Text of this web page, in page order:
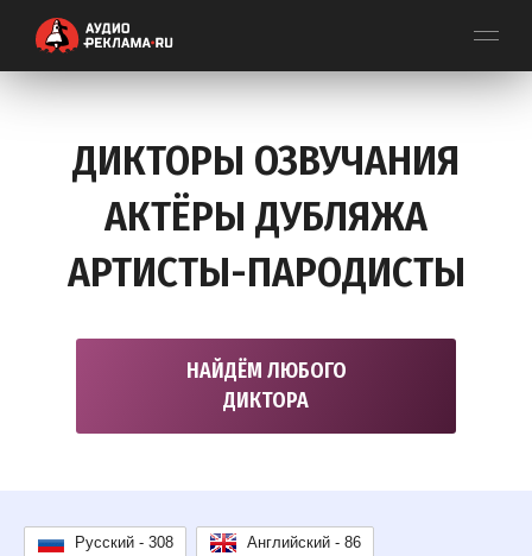
ДИКТОРЫ ОЗВУЧАНИЯ
АКТЁРЫ ДУБЛЯЖА
АРТИСТЫ-ПАРОДИСТЫ
НАЙДЁМ ЛЮБОГО
ДИКТОРА
Русский - 308 Английский - 86